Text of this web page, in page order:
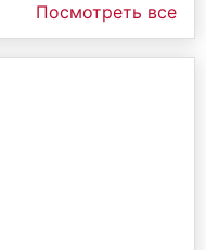
Посмотреть все